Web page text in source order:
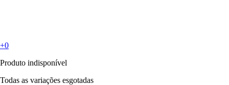
+0
Produto indisponível
Todas as variações esgotadas